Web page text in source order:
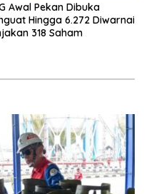
Awal Pekan Dibuka
Hingga 6.272 Diwarnai
318 Saham